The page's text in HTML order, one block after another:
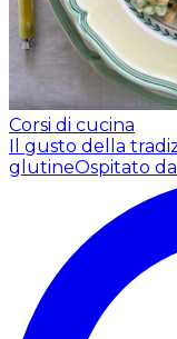
Corsi di cucina
Il gusto della
glutineOspitato